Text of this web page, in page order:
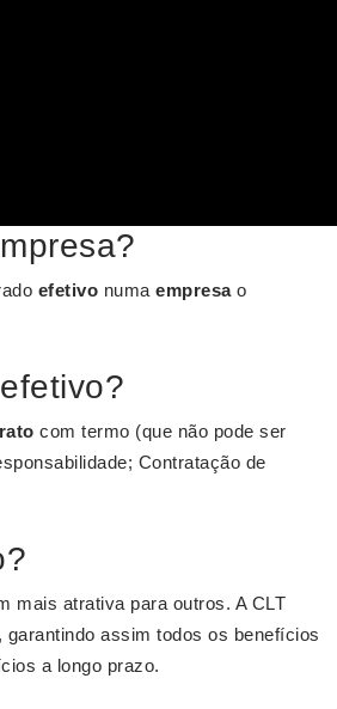
efetivo numa empresao
com termo (que não pode ser
Contratação de
mais atrativa para outros. A CLT
assim todos os benefícios
a longo prazo.